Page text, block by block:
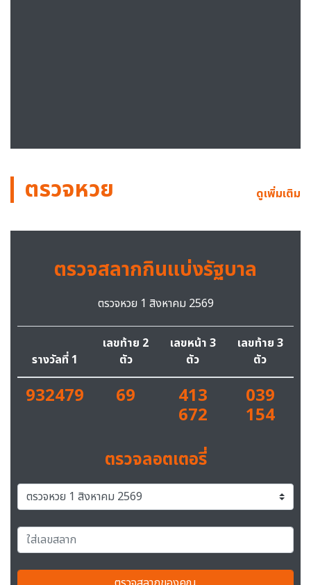
ตรวจหวย ดูเพิ่มเติม
ตรวจสลากกินแบ่งรัฐบาล
ตรวจหวย 1 สิงหาคม 2569
รางวัลที่ 1
เลขท้าย 2
ตัว
เลขหน้า 3
ตัว
เลขท้าย 3
ตัว
932479 69 413
672
039
154
ตรวจลอตเตอรี่